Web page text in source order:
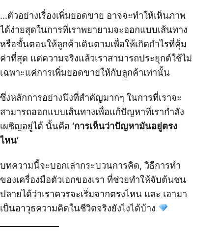
…ตัวอย่างเรื่องเพิ่มยอดขาย อาจจะทำให้เห็นภาพ
ได้ง่ายสุดในการที่เราพยายามจะออกแบบเส้นทาง
หรือขั้นตอนให้ลูกค้าเดินตามเพื่อให้เกิดกำไรที่คุ้ม
ค่าที่สุด แต่ความจริงแล้วเราสามารถประยุกต์ใช้ไม่
เฉพาะแค่การเพิ่มยอดขายให้กับลูกค้าเท่านั้น
ซึ่งหลักการอย่างนึงที่สำคัญมากๆ ในการที่เราจะ
สามารถออกแบบเส้นทางเพื่อแก้ปัญหาที่เรากำลัง
เผชิญอยู่ได้ นั้นคือ ‘การเห็นว่าปัญหามันอยู่ตรง
ไหน’
บทความนี้จะบอกเล่ากระบวนการคิด, วิธีการทำ
ของเครื่องมือตัวเอกของเรา ที่ช่วยทำให้จับต้นชน
ปลายได้ว่าเราควรจะเริ่มจากตรงไหน และ เอามา
เป็นอาวุธความคิดในชีวิตจริงยังไงได้บ้าง